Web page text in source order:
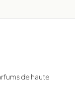
de haute